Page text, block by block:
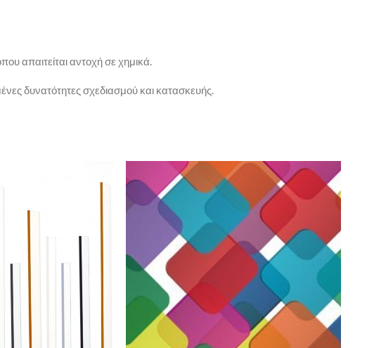
απαιτείται αντοχή σε χημικά.
δυνατότητες σχεδιασμού και κατασκευής.